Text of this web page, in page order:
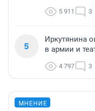
5 911 3
5
Иркутянина
в армии и
4 797 3
МНЕНИЕ